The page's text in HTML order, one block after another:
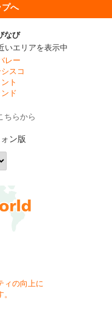
プへ
なび
いエリアを表示中
レー
スコ
ト
ド
ちらから
ン版
ィの向上に